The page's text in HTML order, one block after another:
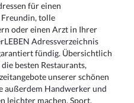
für einen
tolle
oder einen Arzt in Ihrer
Adressverzeichnis
fündig. Übersichtlich
besten Restaurants,
unserer schönen
außerdem Handwerker und
leichter machen, Sport,